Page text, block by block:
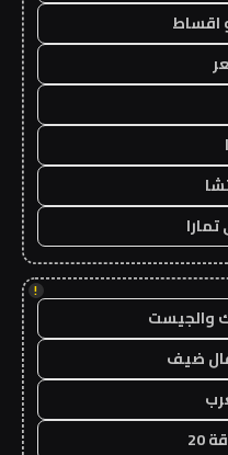
اقساط
!
والجيست
20